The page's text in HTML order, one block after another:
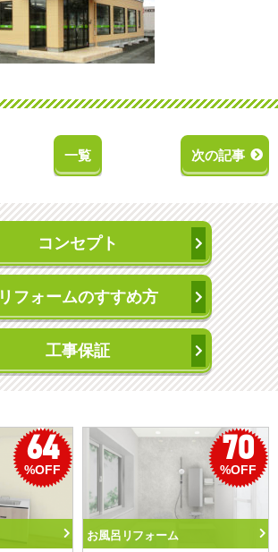
一覧 次の記事
コンセプト
リフォームのすすめ方
工事保証
70
%OFF
50
%OFF
トイレリフォーム